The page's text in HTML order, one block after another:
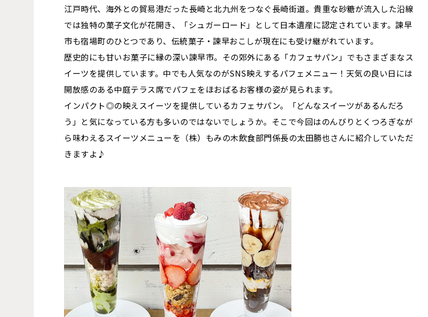
江戸時代、海外との貿易港だった長崎と北九州をつなぐ長崎街道。貴重な砂糖が流入した沿線
では独特の菓子文化が花開き、「シュガーロード」として日本遺産に認定されています。諫早
市も宿場町のひとつであり、伝統菓子・諫早おこしが現在にも受け継がれています。
歴史的にも甘いお菓子に縁の深い諫早市。その郊外にある「カフェサパン」でもさまざまなス
イーツを提供しています。中でも人気なのがSNS映えするパフェメニュー！天気の良い日には
開放感のある中庭テラス席でパフェをほおばるお客様の姿が見られます。
インパクト◎の映えスイーツを提供しているカフェサパン。「どんなスイーツがあるんだろ
う」と気になっている方も多いのではないでしょうか。そこで今回はのんびりとくつろぎなが
ら味わえるスイーツメニューを（株）もみの木飲食部門係長の太田勝也さんに紹介していただ
きますよ♪